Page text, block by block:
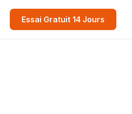
Essai Gratuit 14 Jours